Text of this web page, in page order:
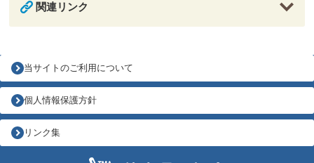
関連リンク
当サイトのご利用について
個人情報保護方針
リンク集